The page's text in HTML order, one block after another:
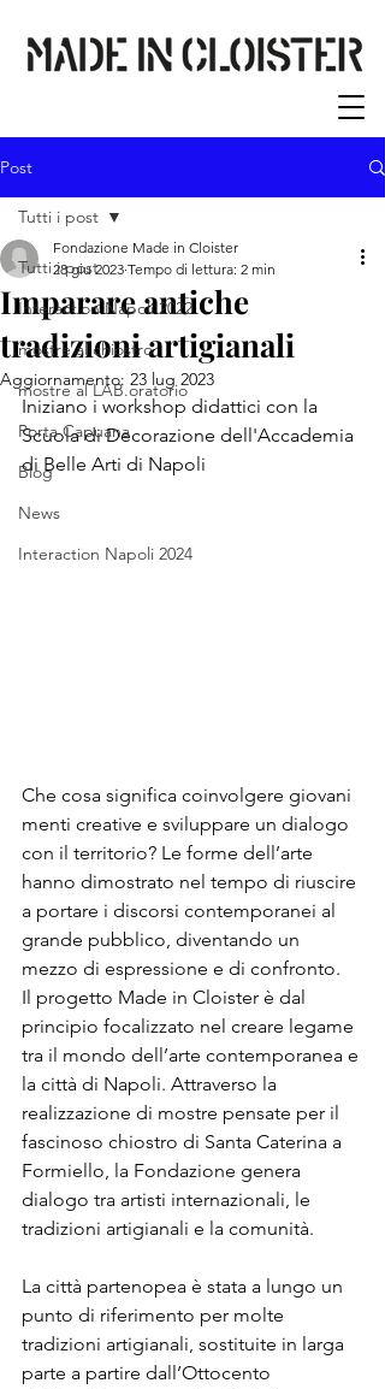
Post
Tutti i post
Interaction Napoli 2022
mostre al chiostro
mostre al LAB.oratorio
Porta Capuana
Blog
News
Interaction Napoli 2024
Tutti i post
Imparare antiche
tradizioni artigianali
Fondazione Made in Cloister
28 giu 2023 Tempo di lettura: 2 min
Aggiornamento: 23 lug 2023
Iniziano i workshop didattici con la
Scuola di Decorazione dell'Accademia
di Belle Arti di Napoli
Che cosa significa coinvolgere giovani
menti creative e sviluppare un dialogo
con il territorio? Le forme dell’arte
hanno dimostrato nel tempo di riuscire
a portare i discorsi contemporanei al
grande pubblico, diventando un
mezzo di espressione e di confronto.
Il progetto Made in Cloister è dal
principio focalizzato nel creare legame
tra il mondo dell’arte contemporanea e
la città di Napoli. Attraverso la
realizzazione di mostre pensate per il
fascinoso chiostro di Santa Caterina a
Formiello, la Fondazione genera
dialogo tra artisti internazionali, le
tradizioni artigianali e la comunità.
La città partenopea è stata a lungo un
punto di riferimento per molte
tradizioni artigianali, sostituite in larga
parte a partire dall’Ottocento